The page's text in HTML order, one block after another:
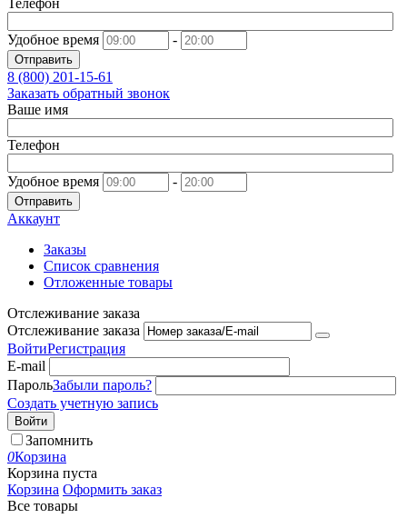
Телефон
Удобное время -
Отправить
8 (800) 201-15-61
Заказать обратный звонок
Ваше имя
Телефон
Удобное время -
Отправить
Аккаунт
Заказы
Список сравнения
Отложенные товары
Отслеживание заказа
Отслеживание заказа
ВойтиРегистрация
E-mail
ПарольЗабыли пароль?
Создать учетную запись
Войти
Запомнить
0Корзина
Корзина пуста
Корзина Оформить заказ
Все товары